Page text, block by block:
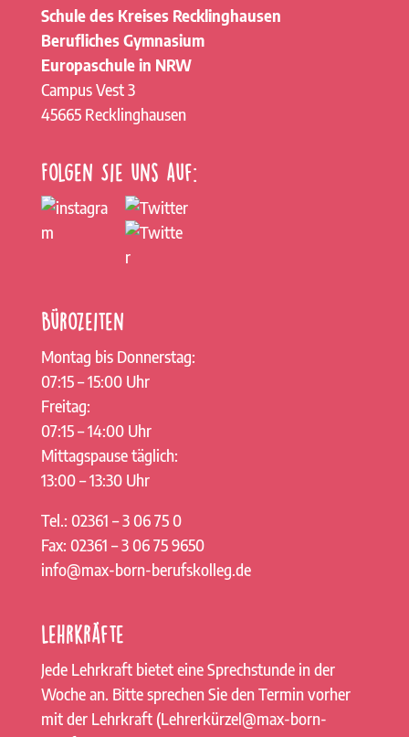
Schule des Kreises Recklinghausen
Berufliches Gymnasium
Europaschule in NRW
Campus Vest 3
45665 Recklinghausen
Folgen Sie uns auf:
Bürozeiten
Montag bis Donnerstag:
07:15 – 15:00 Uhr
Freitag:
07:15 – 14:00 Uhr
Mittagspause täglich:
13:00 – 13:30 Uhr
Tel.: 02361 – 3 06 75 0
Fax: 02361 – 3 06 75 9650
info@max-born-berufskolleg.de
Lehrkräfte
Jede Lehrkraft bietet eine Sprechstunde in der
Woche an. Bitte sprechen Sie den Termin vorher
mit der Lehrkraft (Lehrerkürzel@max-born-